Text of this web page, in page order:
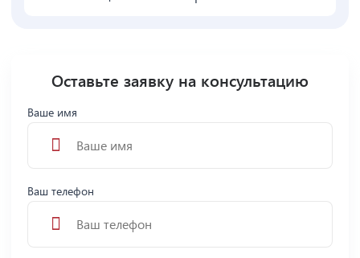
Оставьте заявку на консультацию
Ваше имя
Ваш телефон